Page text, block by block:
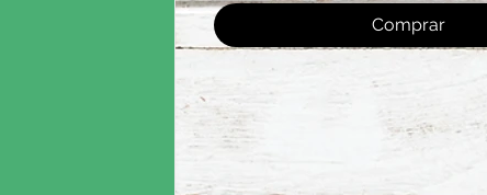
Comprar